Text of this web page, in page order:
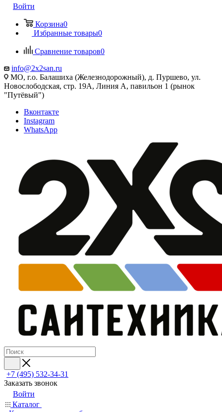
Войти
Корзина0
Избранные товары0
Сравнение товаров0
info@2x2san.ru
МО, г.о. Балашиха (Железнодорожный), д. Пуршево, ул.
Новослободская, стр. 19А, Линия А, павильон 1 (рынок
"Путёвый")
Вконтакте
Instagram
WhatsApp
+7 (495) 532‑34‑31
Заказать звонок
Войти
Каталог